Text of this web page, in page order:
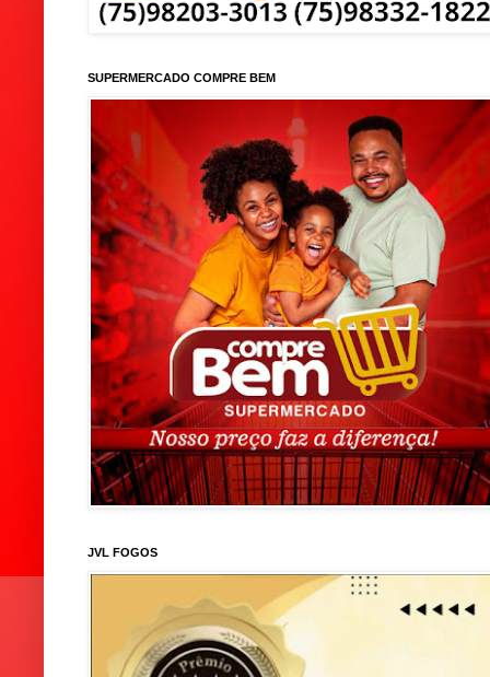
SUPERMERCADO COMPRE BEM
JVL FOGOS